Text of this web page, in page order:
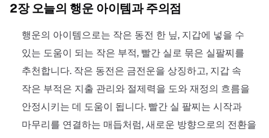
2장 오늘의 행운 아이템과 주의점
행운의 아이템으로는 작은 동전 한 닢, 지갑에 넣을 수
있는 도움이 되는 작은 부적, 빨간 실로 묶은 실팔찌를
추천합니다. 작은 동전은 금전운을 상징하고, 지갑 속
작은 부적은 지출 관리와 절제력을 도와 재정의 흐름을
안정시키는 데 도움이 됩니다. 빨간 실 팔찌는 시작과
마무리를 연결하는 매듭처럼, 새로운 방향으로의 전환을